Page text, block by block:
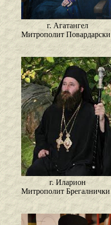
г. Агатангел
Митрополит Повардарски
г. Иларион
Митрополит Брегалнички